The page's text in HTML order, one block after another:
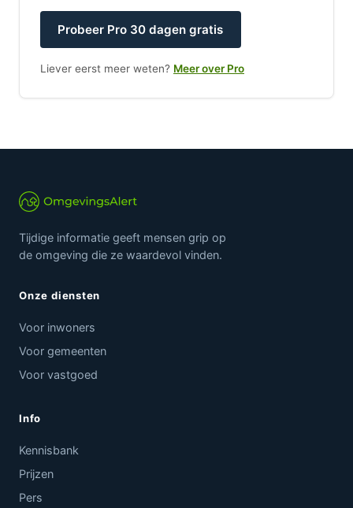
Probeer Pro 30 dagen gratis
Liever eerst meer weten? Meer over Pro
Tijdige informatie geeft mensen grip op
de omgeving die ze waardevol vinden.
Onze diensten
Voor inwoners
Voor gemeenten
Voor vastgoed
Info
Kennisbank
Prijzen
Pers